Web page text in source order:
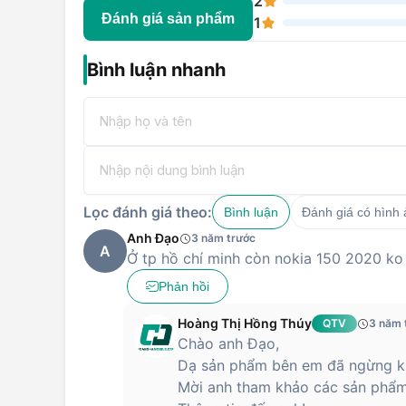
Máy được cung cấp sức mạnh xử lý từ con chip
ở mức mượt mà nhất. Nokia 150 (2020) được trang
mới phải sạc lại. Máy sẽ chỉ mất 1 tiếng 30 phút
micro-usb.
Đến ngay với
https://hoanghamobile.com/
để mua
trường. Chiếc điện thoại này chắc chắn sẽ không
Đánh giá sản phẩm
1
Bình luận nhanh
Lọc đánh giá theo: Bình luận Đánh giá có hình
A
Anh Đạo 3 năm trước
Ở tp hồ chí minh còn nokia 150 2020 ko
Phản hồi
Hoàng Thị Hồng Thúy QTV 3 năm
Chào anh Đạo,
Dạ sản phẩm bên em đã ngừng
Mời anh tham khảo các sản